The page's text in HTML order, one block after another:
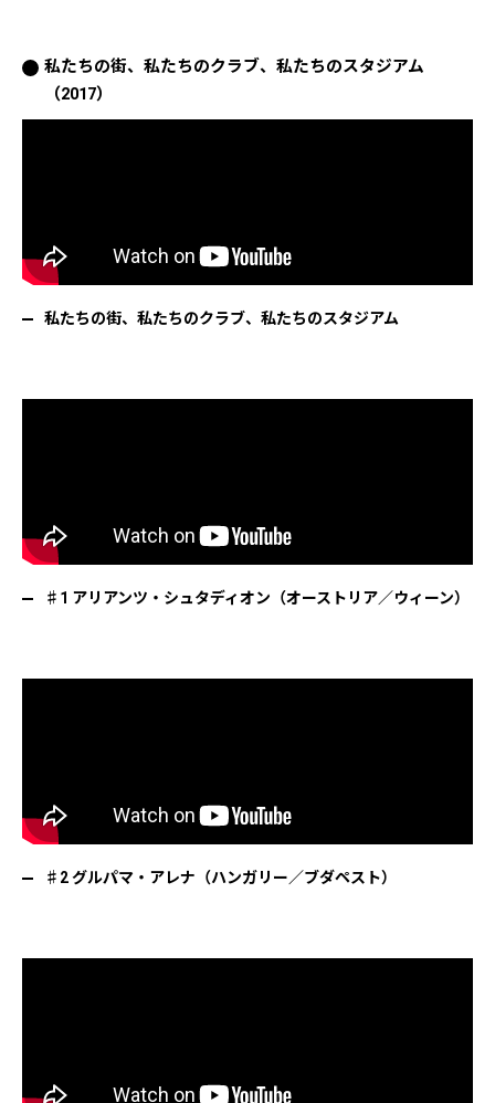
私たちの街、私たちのクラブ、私たちのスタジアム
（2017）
私たちの街、私たちのクラブ、私たちのスタジアム
♯1 アリアンツ・シュタディオン（オーストリア／ウィーン）
♯2 グルパマ・アレナ（ハンガリー／ブダペスト）